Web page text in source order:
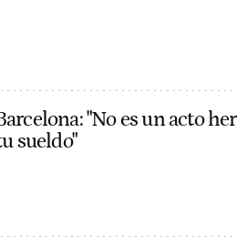
"No es un acto
sueldo"